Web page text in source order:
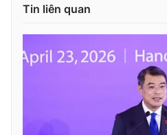
Tin liên quan